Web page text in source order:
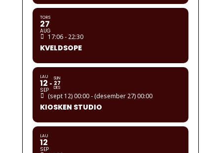
TORS
27
AUG
17:06 - 22:30
KVELDSOPE
LAU
12
SEP
SUN
27
DES
(sept 12) 00:00 - (desember 27) 00:00
KIOSKEN STUDIO
LAU
12
SEP